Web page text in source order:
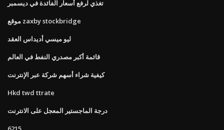
تغذي لرفع أسعار الفائدة في ديسمبر
موقع zaxby stockbridge
ليو ميسي أديداس العقد
قائمة أكبر مصدري النفط في العالم
كيفية شراء أسهم شركة عبر الإنترنت
Hkd twd ttrate
درجة الماجستير المعجل على الانترنت